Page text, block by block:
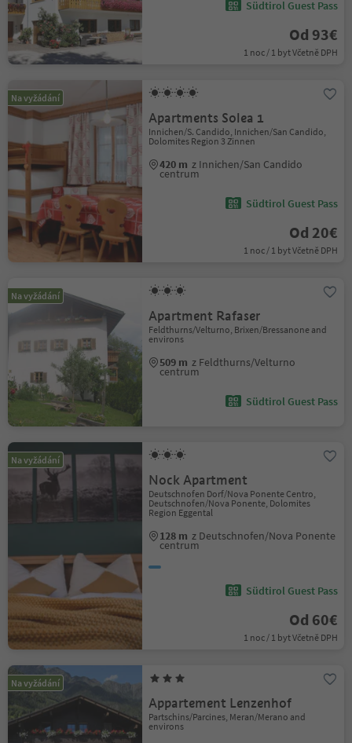
Südtirol Guest Pass
Od 93€
1 noc / 1 byt Včetně DPH
Na vyžádání
Apartments Solea 1
Innichen/S. Candido, Innichen/San Candido,
Dolomites Region 3 Zinnen
420 m z Innichen/San Candido
centrum
Südtirol Guest Pass
Od 20€
1 noc / 1 byt Včetně DPH
Na vyžádání
Apartment Rafaser
Feldthurns/Velturno, Brixen/Bressanone and
environs
509 m z Feldthurns/Velturno
centrum
Südtirol Guest Pass
Na vyžádání
Nock Apartment
Deutschnofen Dorf/Nova Ponente Centro,
Deutschnofen/Nova Ponente, Dolomites
Region Eggental
128 m z Deutschnofen/Nova Ponente
centrum
Südtirol Guest Pass
Od 60€
1 noc / 1 byt Včetně DPH
Na vyžádání
Appartement Lenzenhof
Partschins/Parcines, Meran/Merano and
environs